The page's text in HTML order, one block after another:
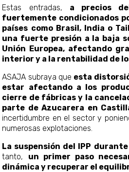
Estas entradas, a precios
fuertemente condicionados
países como Brasil, India o
una fuerte presión a la baja
Unión Europea, afectando
interior y a la rentabilidad de
ASAJA subraya que esta
estar afectando a los
cierre de fábricas y la
parte de Azucarera en
incertidumbre en el sector y
numerosas explotaciones.
La suspensión del IPP durante
tanto, un primer paso
dinámica y recuperar el